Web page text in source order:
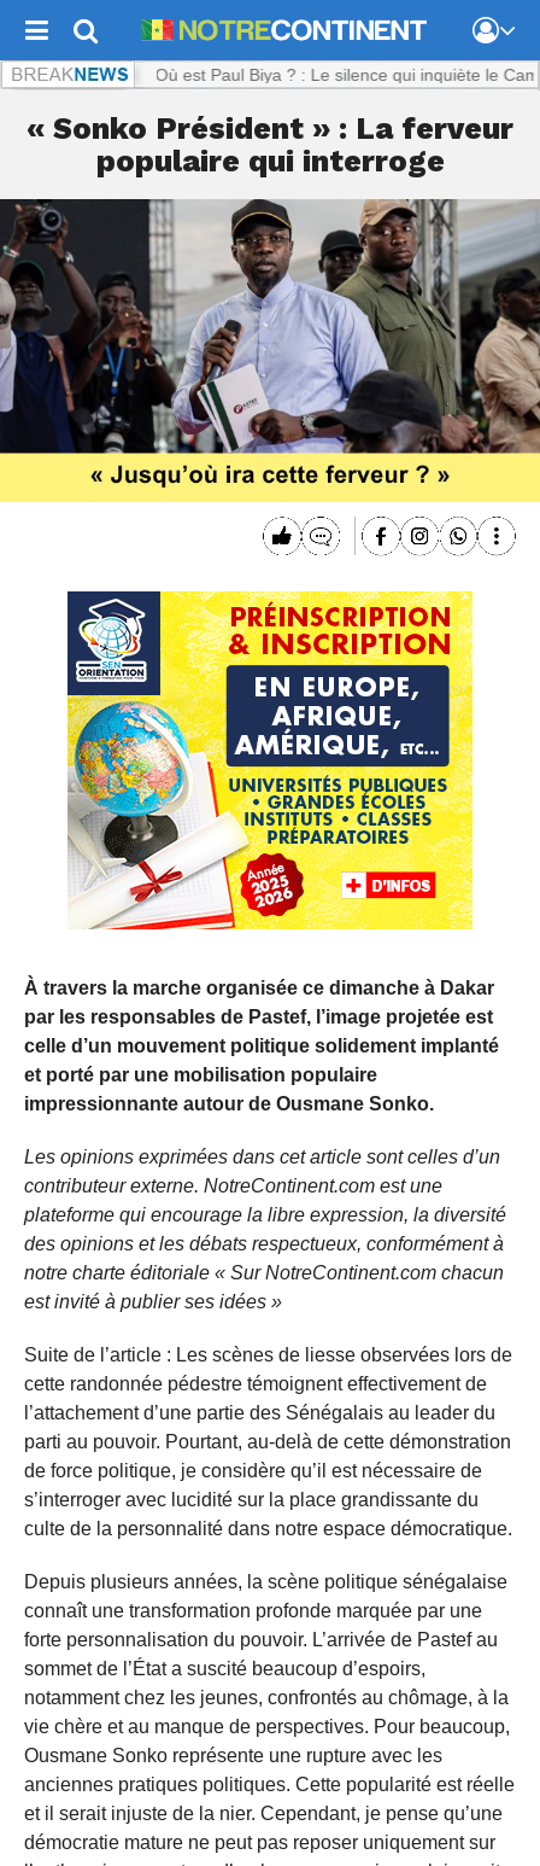
: Où est Paul Biya ? : Le silence qui inquiète le Cameroun
« Sonko Président » : La ferveur
populaire qui interroge
À travers la marche organisée ce dimanche à Dakar
par les responsables de Pastef, l’image projetée est
celle d’un mouvement politique solidement implanté
et porté par une mobilisation populaire
impressionnante autour de Ousmane Sonko.
Les opinions exprimées dans cet article sont celles d’un
contributeur externe. NotreContinent.com est une
plateforme qui encourage la libre expression, la diversité
des opinions et les débats respectueux, conformément à
notre charte éditoriale « Sur NotreContinent.com chacun
est invité à publier ses idées »
Suite de l’article : Les scènes de liesse observées lors de
cette randonnée pédestre témoignent effectivement de
l’attachement d’une partie des Sénégalais au leader du
parti au pouvoir. Pourtant, au-delà de cette démonstration
de force politique, je considère qu’il est nécessaire de
s’interroger avec lucidité sur la place grandissante du
culte de la personnalité dans notre espace démocratique.
Depuis plusieurs années, la scène politique sénégalaise
connaît une transformation profonde marquée par une
forte personnalisation du pouvoir. L’arrivée de Pastef au
sommet de l’État a suscité beaucoup d’espoirs,
notamment chez les jeunes, confrontés au chômage, à la
vie chère et au manque de perspectives. Pour beaucoup,
Ousmane Sonko représente une rupture avec les
anciennes pratiques politiques. Cette popularité est réelle
et il serait injuste de la nier. Cependant, je pense qu’une
démocratie mature ne peut pas reposer uniquement sur